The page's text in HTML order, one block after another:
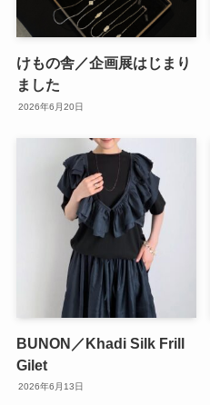
けもの舎／企画展はじまり
ました
2026年6月20日
BUNON／Khadi Silk Frill
Gilet
2026年6月13日